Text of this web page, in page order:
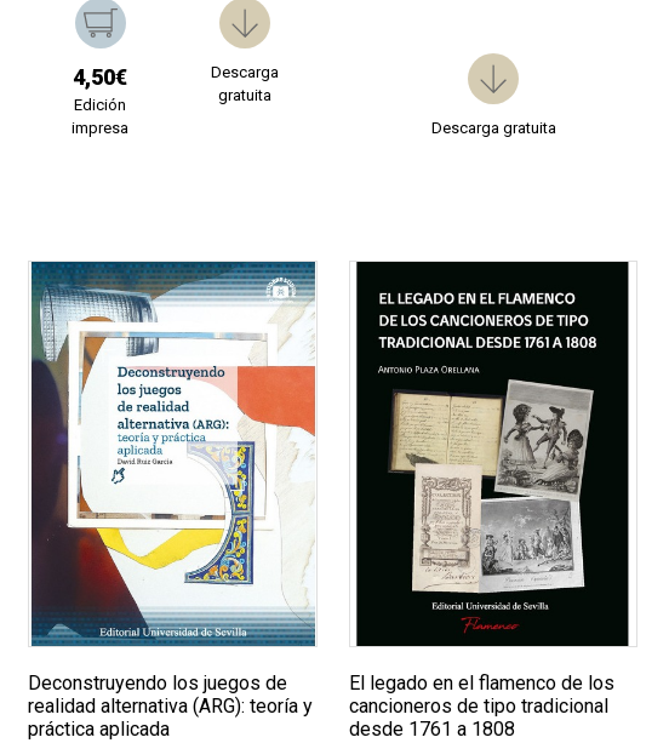
4,50€
Edición
impresa
Descarga
gratuita
Descarga gratuita
Deconstruyendo los juegos de
realidad alternativa (ARG): teoría y
práctica aplicada
El legado en el flamenco de los
cancioneros de tipo tradicional
desde 1761 a 1808